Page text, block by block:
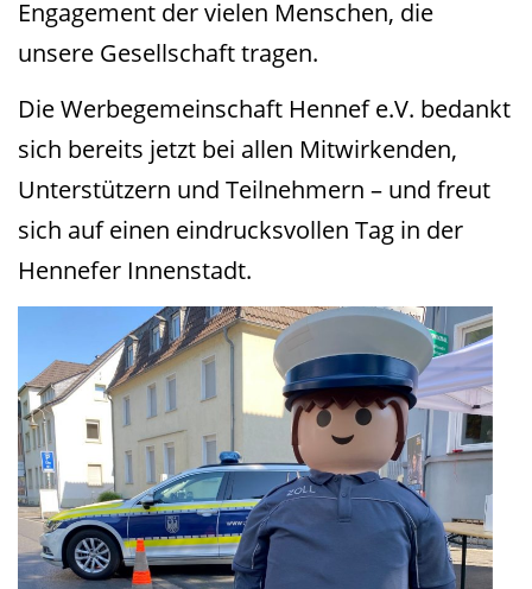
Engagement der vielen Menschen, die
unsere Gesellschaft tragen.
Die Werbegemeinschaft Hennef e.V. bedankt
sich bereits jetzt bei allen Mitwirkenden,
Unterstützern und Teilnehmern – und freut
sich auf einen eindrucksvollen Tag in der
Hennefer Innenstadt.